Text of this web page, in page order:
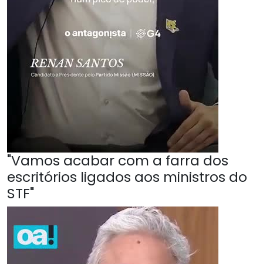
"Vamos acabar com a farra dos
escritórios ligados aos ministros do
STF"